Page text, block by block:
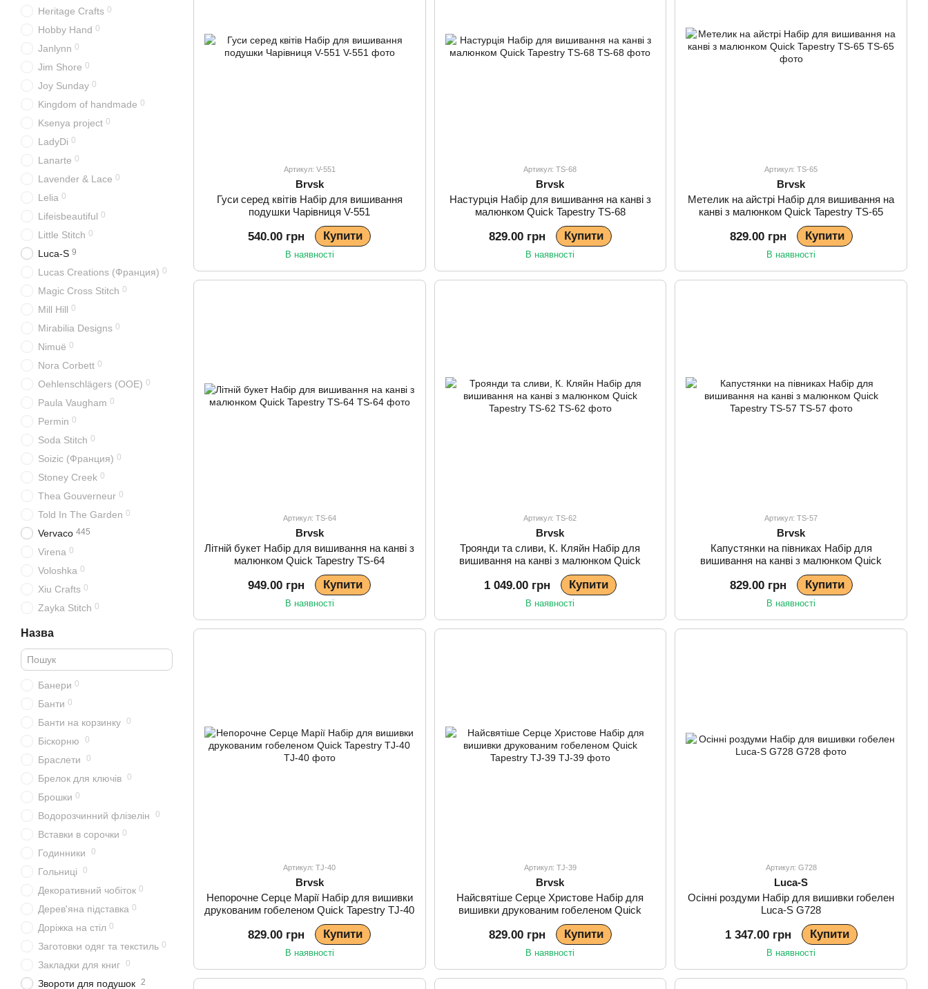
Артикул: V-551
Brvsk
Гуси серед квітів Набір для вишивання
подушки Чарівниця V-551
540.00 грн Купити
В наявності
Артикул: TS-68
Brvsk
Настурція Набір для вишивання на канві з
малюнком Quick Tapestry TS-68
829.00 грн Купити
В наявності
Артикул: TS-65
Brvsk
Метелик на айстрі Набір для вишивання на
канві з малюнком Quick Tapestry TS-65
829.00 грн Купити
В наявності
Артикул: TS-64
Brvsk
Літній букет Набір для вишивання на канві з
малюнком Quick Tapestry TS-64
949.00 грн Купити
В наявності
Артикул: TS-62
Brvsk
Троянди та сливи, К. Кляйн Набір для
вишивання на канві з малюнком Quick
Tapestry TS-62
1 049.00 грн Купити
В наявності
Артикул: TS-57
Brvsk
Капустянки на півниках Набір для
вишивання на канві з малюнком Quick
Tapestry TS-57
829.00 грн Купити
В наявності
Артикул: TJ-40
Brvsk
Непорочне Серце Марії Набір для вишивки
друкованим гобеленом Quick Tapestry TJ-40
829.00 грн Купити
В наявності
Артикул: TJ-39
Brvsk
Найсвятіше Серце Христове Набір для
вишивки друкованим гобеленом Quick
Tapestry TJ-39
829.00 грн Купити
В наявності
Артикул: G728
Luca-S
Осінні роздуми Набір для вишивки гобелен
Luca-S G728
1 347.00 грн Купити
В наявності
Heritage Crafts 0
Hobby Hand 0
Janlynn 0
Jim Shore 0
Joy Sunday 0
Kingdom of handmade 0
Ksenya project 0
LadyDi 0
Lanarte 0
Lavender & Lace 0
Lelia 0
Lifeisbeautiful 0
Little Stitch 0
Luca-S 9
Lucas Creations (Франция) 0
Magic Cross Stitch 0
Mill Hill 0
Mirabilia Designs 0
Nimuё 0
Nora Corbett 0
Oehlenschlägers (OOE) 0
Paula Vaugham 0
Permin 0
Soda Stitch 0
Soizic (Франция) 0
Stoney Creek 0
Thea Gouverneur 0
Told In The Garden 0
Vervaco 445
Virena 0
Voloshka 0
Xiu Crafts 0
Zayka Stitch 0
Назва
Банери 0
Банти 0
Банти на корзинку 0
Біскорню 0
Браслети 0
Брелок для ключів 0
Брошки 0
Водорозчинний флізелін 0
Вставки в сорочки 0
Годинники 0
Гольниці 0
Декоративний чобіток 0
Дерев'яна підставка 0
Доріжка на стіл 0
Заготовки одяг та текстиль 0
Закладки для книг 0
Звороти для подушок 2